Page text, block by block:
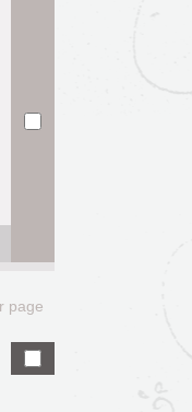
page